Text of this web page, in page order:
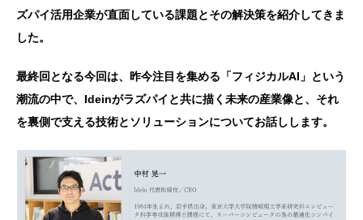
ズパイ活用企業が直面している課題とその解決策を紹介してきま
した。
最終回となる今回は、昨今注目を集める「フィジカルAI」という
潮流の中で、Ideinがラズパイと共に描く未来の産業像と、それ
を裏側で支える技術とソリューションについてお話しします。